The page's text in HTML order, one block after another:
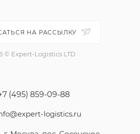
НА РАССЫЛКУ
© Expert-Logistics LTD
(495) 859-09-88
logistics.ru